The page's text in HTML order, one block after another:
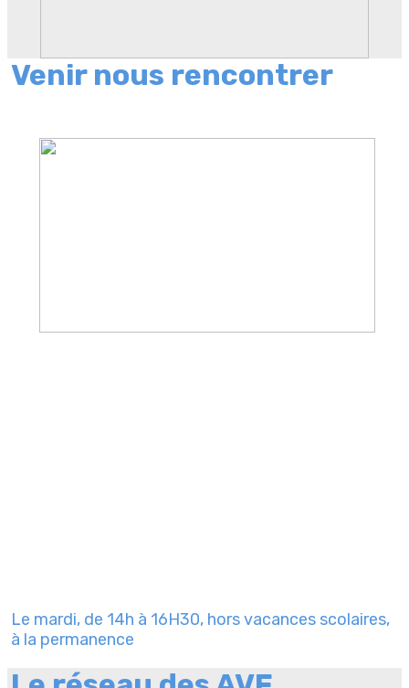
Venir nous rencontrer
Le mardi, de 14h à 16H30, hors vacances scolaires,
à la permanence